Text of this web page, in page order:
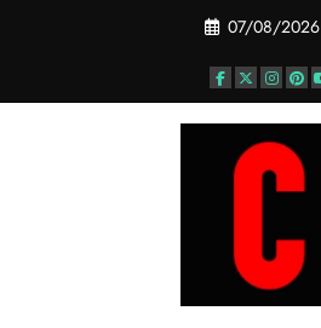
07/08/2026